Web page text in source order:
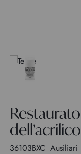
36103BXC Ausiliari